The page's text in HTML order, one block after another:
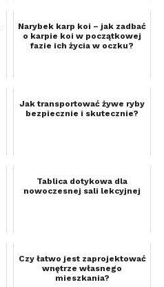
Narybek karp koi – jak zadbać
o karpie koi w początkowej
fazie ich życia w oczku?
Jak transportować żywe ryby
bezpiecznie i skutecznie?
Tablica dotykowa dla
nowoczesnej sali lekcyjnej
Czy łatwo jest zaprojektować
wnętrze własnego
mieszkania?